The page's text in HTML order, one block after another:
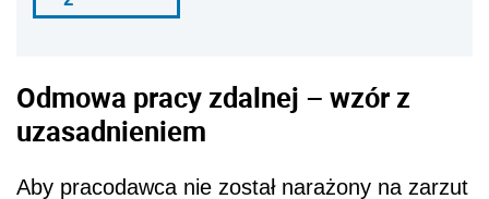
Odmowa pracy zdalnej – wzór z
uzasadnieniem
Aby pracodawca nie został narażony na zarzut